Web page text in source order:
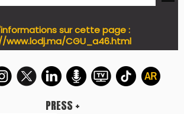
sur cette page :
www.lodj.ma/CGU_a46.html
PRESS +